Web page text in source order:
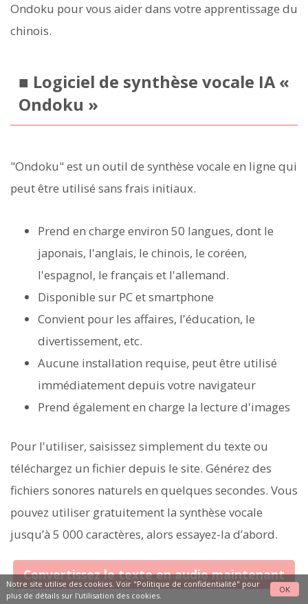
Ondoku pour vous aider dans votre apprentissage du
chinois.
■ Logiciel de synthèse vocale IA «
Ondoku »
"Ondoku" est un outil de synthèse vocale en ligne qui
peut être utilisé sans frais initiaux.
Prend en charge environ 50 langues, dont le
japonais, l'anglais, le chinois, le coréen,
l'espagnol, le français et l'allemand.
Disponible sur PC et smartphone
Convient pour les affaires, l'éducation, le
divertissement, etc.
Aucune installation requise, peut être utilisé
immédiatement depuis votre navigateur
Prend également en charge la lecture d'images
Pour l'utiliser, saisissez simplement du texte ou
téléchargez un fichier depuis le site. Générez des
fichiers sonores naturels en quelques secondes. Vous
pouvez utiliser gratuitement la synthèse vocale
jusqu’à 5 000 caractères, alors essayez-la d’abord.
Convertissez le texte en audio maintenant
Notre site utilise des cookies. Voir "Politique de confidentialité" pour
plus de détails sur l'utilisation des cookies.
OK